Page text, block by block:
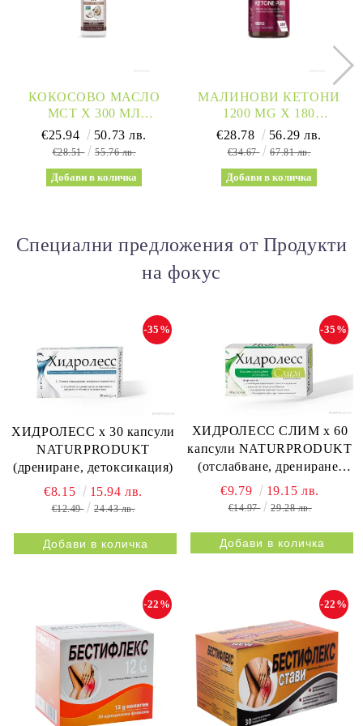
КОКОСОВО МАСЛО
МСТ Х 300 МЛ
NATURE’S WAY | LIQUID
COCONUT OIL 93 %
€25.94 50.73 лв.
€28.51 55.76 лв.
МАЛИНОВИ КЕТОНИ
1200 MG Х 180
КАПСУЛИ WEIGHT
WORLD | RASPBERRY
€28.78 56.29 лв.
€34.67 67.81 лв.
Специални предложения от Продукти
на фокус
ХИДРОЛЕСС х 30 капсули
NATURPRODUKT
(дрениране, детоксикация)
-35%
€8.15 15.94 лв.
€12.49 24.43 лв.
ХИДРОЛЕСС СЛИМ х 60
капсули NATURPRODUKT
(отслабване, дрениране,
метаболизъм)
-35%
€9.79 19.15 лв.
€14.97 29.28 лв.
-22% -22%